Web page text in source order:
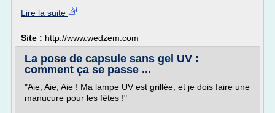
Lire la suite
Site : http://www.wedzem.com
La pose de capsule sans gel UV :
comment ça se passe ...
"Aie, Aie, Aie ! Ma lampe UV est grillée, et je dois faire une
manucure pour les fêtes !"